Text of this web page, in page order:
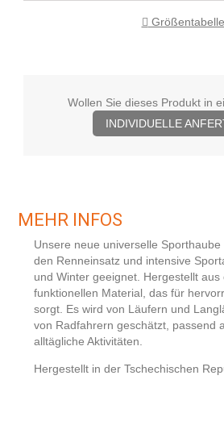
Wollen Sie dieses Produkt in
INDIVIDUELLE
MEHR INFOS
Unsere neue universelle Sporthaube
den Renneinsatz und intensive
und Winter geeignet. Hergestellt
funktionellen Material, das für
sorgt. Es wird von Läufern und
von Radfahrern geschätzt, passend
alltägliche Aktivitäten.
Hergestellt in der Tschechischen